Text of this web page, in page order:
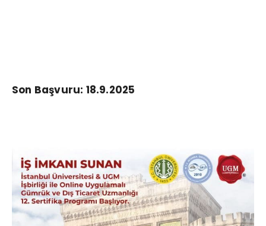
Son Başvuru: 18.9.2025